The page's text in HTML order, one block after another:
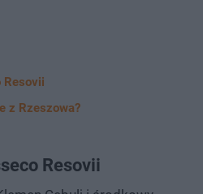
Resovii
z Rzeszowa?
Resovii